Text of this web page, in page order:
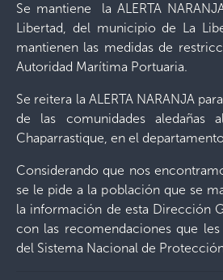
Se mantiene la ALERTA
Libertad, del municipio de La
mantienen las medidas de
Autoridad Marítima Portuaria.
Se reitera la ALERTA NARANJA
de las comunidades aledañas
Chaparrastique, en el
Considerando que nos
se le pide a la población que se
la información de esta Dirección
con las recomendaciones que
del Sistema Nacional de